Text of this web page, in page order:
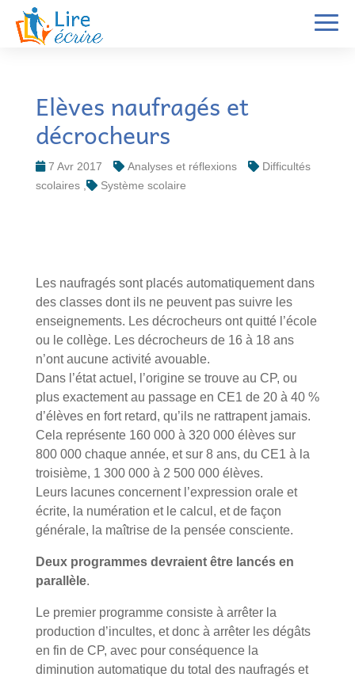
Elèves naufragés et
décrocheurs
7 Avr 2017 Analyses et réflexions
Difficultés
scolaires
Système scolaire
Les naufragés sont placés automatiquement dans
des classes dont ils ne peuvent pas suivre les
enseignements. Les décrocheurs ont quitté l’école
ou le collège. Les décrocheurs de 16 à 18 ans
n’ont aucune activité avouable.
Dans l’état actuel, l’origine se trouve au CP, ou
plus exactement au passage en CE1 de 20 à 40 %
d’élèves en fort retard, qu’ils ne rattrapent jamais.
Cela représente 160 000 à 320 000 élèves sur
800 000 chaque année, et sur 8 ans, du CE1 à la
troisième, 1 300 000 à 2 500 000 élèves.
Leurs lacunes concernent l’expression orale et
écrite, la numération et le calcul, et de façon
générale, la maîtrise de la pensée consciente.
Deux programmes devraient être lancés en
parallèle.
Le premier programme consiste à arrêter la
production d’incultes, et donc à arrêter les dégâts
en fin de CP, avec pour conséquence la
diminution automatique du total des naufragés et